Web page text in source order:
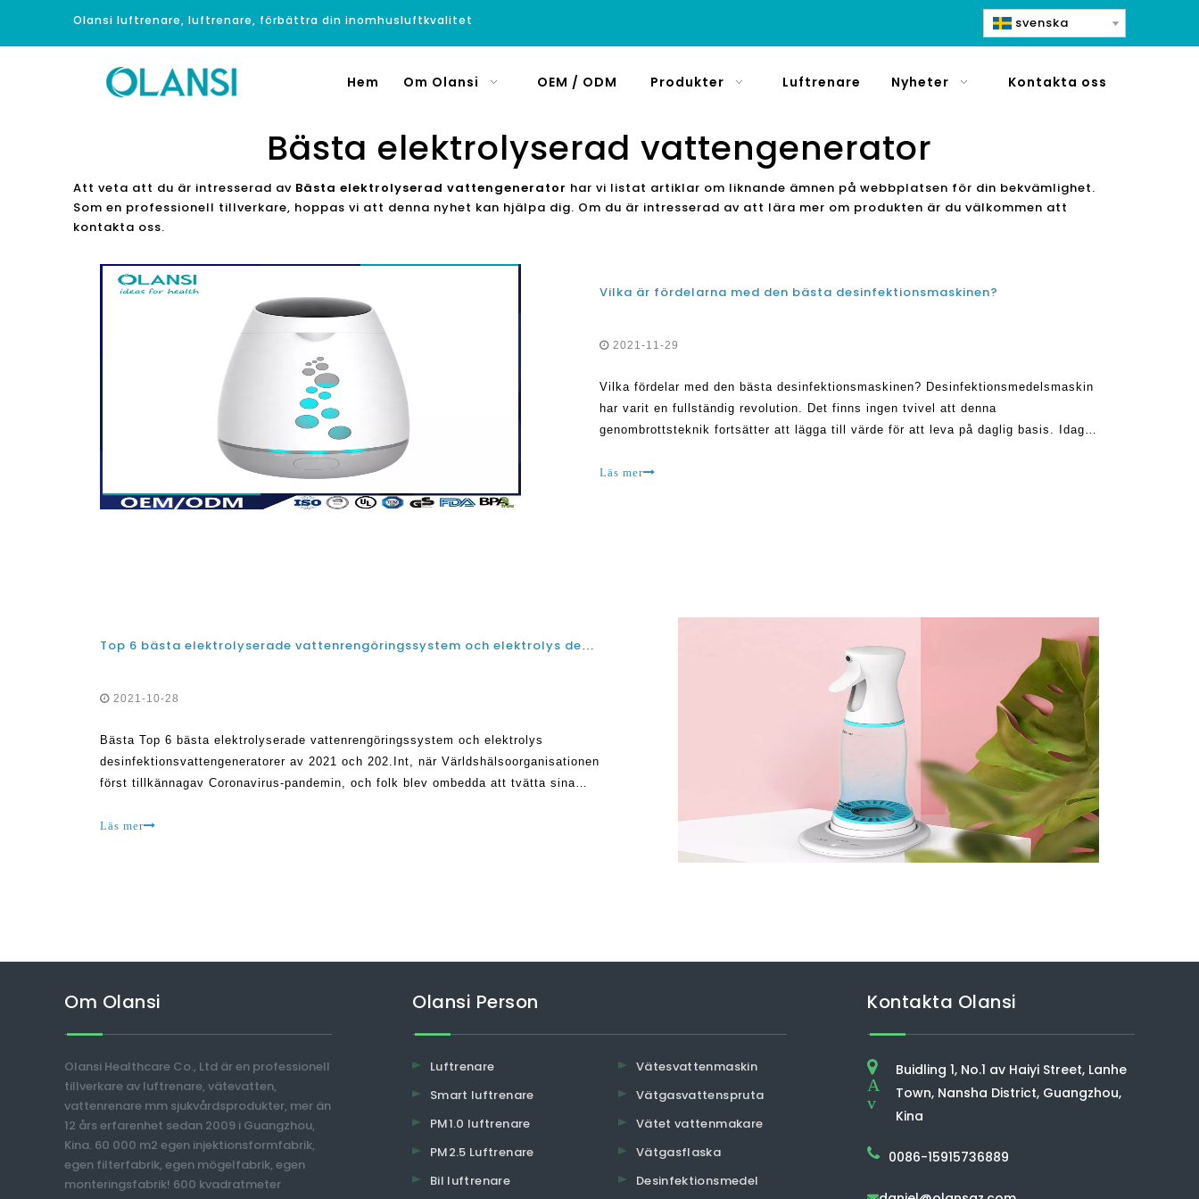
Olansi luftrenare, luftrenare, förbättra din inomhusluftkvalitet svenska
Hem Om Olansi OEM / ODM Produkter Luftrenare Nyheter Kontakta oss
Bästa elektrolyserad vattengenerator
Att veta att du är intresserad av Bästa elektrolyserad vattengenerator har vi listat artiklar om liknande ämnen på webbplatsen för din bekvämlighet.
Som en professionell tillverkare, hoppas vi att denna nyhet kan hjälpa dig. Om du är intresserad av att lära mer om produkten är du välkommen att
kontakta oss.
Vilka är fördelarna med den bästa desinfektionsmaskinen?
2021-11-29
Vilka fördelar med den bästa desinfektionsmaskinen? Desinfektionsmedelsmaskin
har varit en fullständig revolution. Det finns ingen tvivel att denna
genombrottsteknik fortsätter att lägga till värde för att leva på daglig basis. Idag
Läs mer
Top 6 bästa elektrolyserade vattenrengöringssystem och elektrolys desinfektionsvattengeneratorer av 2021 och 2022
2021-10-28
Bästa Top 6 bästa elektrolyserade vattenrengöringssystem och elektrolys
desinfektionsvattengeneratorer av 2021 och 202.Int, när Världshälsoorganisationen
först tillkännagav Coronavirus-pandemin, och folk blev ombedda att tvätta sina
Läs mer
Om Olansi
Olansi Healthcare Co., Ltd är en professionell
tillverkare av luftrenare, vätevatten,
vattenrenare mm sjukvårdsprodukter, mer än
12 års erfarenhet sedan 2009 i Guangzhou,
Kina. 60 000 m2 egen injektionsformfabrik,
egen filterfabrik, egen mögelfabrik, egen
monteringsfabrik! 600 kvadratmeter
Olansi Person
Luftrenare
Smart luftrenare
PM1.0 luftrenare
PM2.5 Luftrenare
Bil luftrenare
Vätesvattenmaskin
Vätgasvattenspruta
Vätet vattenmakare
Vätgasflaska
Desinfektionsmedel
Kontakta Olansi
A
v
Buidling 1, No.1 av Haiyi Street, Lanhe
Town, Nansha District, Guangzhou,
Kina
0086-15915736889